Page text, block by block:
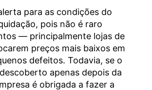
para as condições do
pois não é raro
— principalmente lojas de
preços mais baixos em
defeitos. Todavia, se o
apenas depois da
é obrigada a fazer a